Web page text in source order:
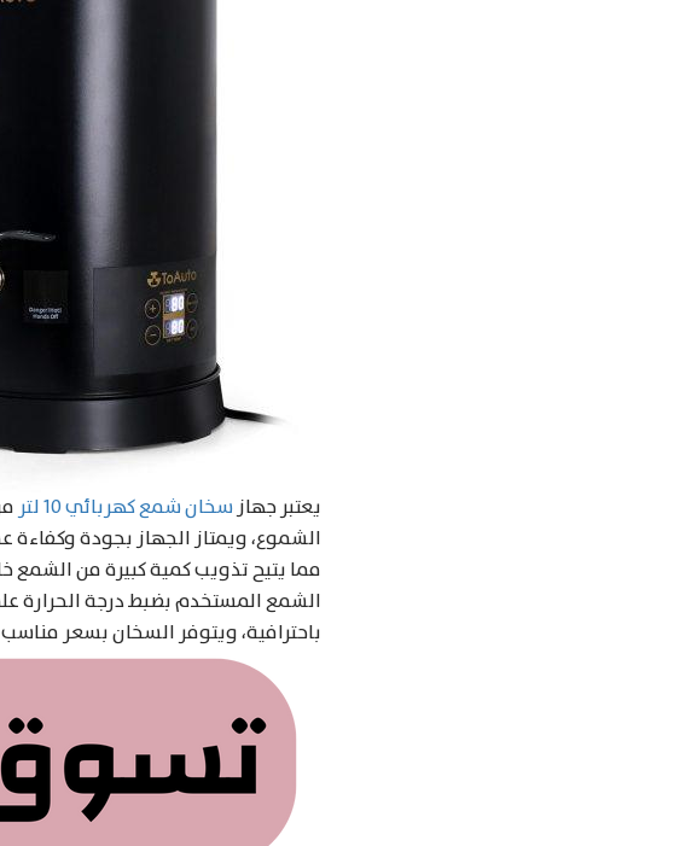
يعتبر جهاز سخان شمع كهربائي 10 لتر
مما يتيح تذويب كمية كبيرة من
الشمع المستخدم بضبط درجة
باحترافية، ويتوفر السخان بسعر